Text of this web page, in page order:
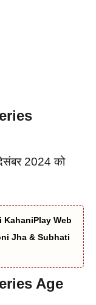
2024 को
KahaniPlay Web
Jha & Subhati
Age